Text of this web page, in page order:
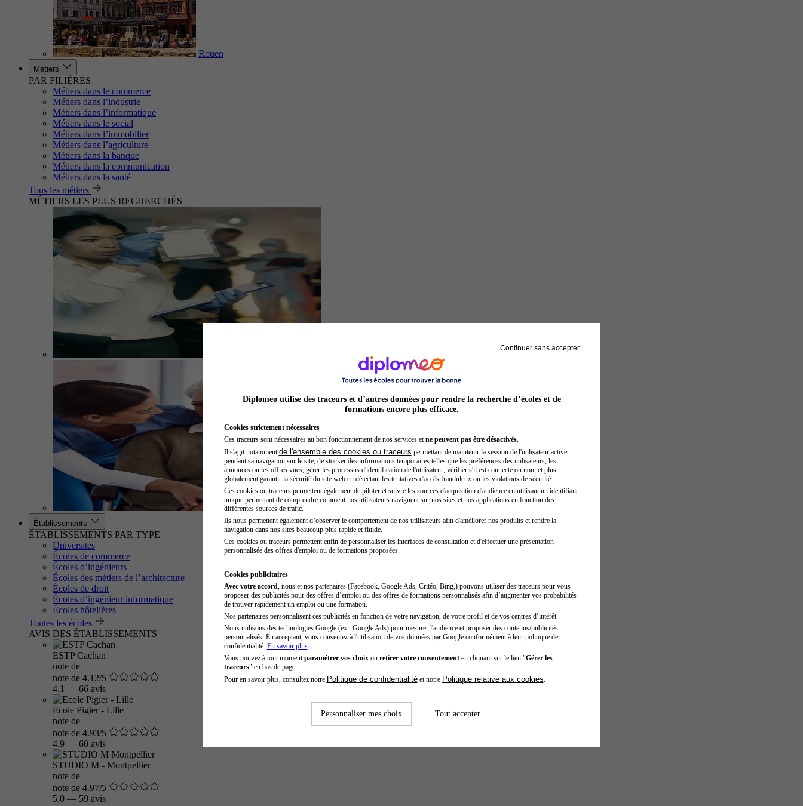
Rouen
Métiers
PAR FILIÈRES
Métiers dans le commerce
Métiers dans l’industrie
Métiers dans l’informatique
Métiers dans le social
Métiers dans l’immobilier
Métiers dans l’agriculture
Métiers dans la banque
Métiers dans la communication
Métiers dans la santé
Tous les métiers
MÉTIERS LES PLUS RECHERCHÉS
Inspecteur de police
Établissements
ÉTABLISSEMENTS PAR TYPE
Universités
Écoles de commerce
Écoles d’ingénieurs
Écoles des métiers de l’architecture
Écoles de droit
Écoles d’ingénieur informatique
Écoles hôtelières
Toutes les écoles
AVIS DES ÉTABLISSEMENTS
ESTP Cachan
note de
note de 4.12/5
4.1 — 66 avis
Ecole Pigier - Lille
note de
note de 4.93/5
4.9 — 60 avis
STUDIO M - Montpellier
note de
note de 4.97/5
5.0 — 59 avis
Continuer sans accepter
Diplomeo utilise des traceurs et d’autres données pour rendre la recherche d’écoles et de
formations encore plus efficace.
Cookies strictement nécessaires
Ces traceurs sont nécessaires au bon fonctionnement de nos services et ne peuvent pas être désactivés.
Il s'agit notamment de l'ensemble des cookies ou traceurs permettant de maintenir la session de l'utilisateur active
pendant sa navigation sur le site, de stocker des informations temporaires telles que les préférences des utilisateurs, les
annonces ou les offres vues, gérer les processus d'identification de l'utilisateur, vérifier s'il est connecté ou non, et plus
globalement garantir la sécurité du site web en détectant les tentatives d'accès frauduleux ou les violations de sécurité.
Ces cookies ou traceurs permettent également de piloter et suivre les sources d'acquisition d'audience en utilisant un identifiant
unique permettant de comprendre comment nos utilisateurs naviguent sur nos sites et nos applications en fonction des
différentes sources de trafic.
Ils nous permettent également d’observer le comportement de nos utilisateurs afin d'améliorer nos produits et rendre la
navigation dans nos sites beaucoup plus rapide et fluide.
Ces cookies ou traceurs permettent enfin de personnaliser les interfaces de consultation et d'effectuer une présentation
personnalisée des offres d'emploi ou de formations proposées.
Cookies publicitaires
Avec votre accord , nous et nos partenaires (Facebook, Google Ads, Critéo, Bing,) pouvons utiliser des traceurs pour vous
proposer des publicités pour des offres d’emploi ou des offres de formations personnalisés afin d’augmenter vos probabilités
de trouver rapidement un emploi ou une formation.
Nos partenaires personnalisent ces publicités en fonction de votre navigation, de votre profil et de vos centres d’intérêt.
Nous utilisons des technologies Google (ex : Google Ads) pour mesurer l'audience et proposer des contenus/publicités
personnalisés. En acceptant, vous consentez à l'utilisation de vos données par Google conformément à leur politique de
confidentialité. En savoir plus
Vous pouvez à tout moment paramétrer vos choixou retirer votre consentementen cliquant sur le lien "Gérer les
traceurs" en bas de page.
Pour en savoir plus, consultez notre Politique de confidentialitéet notre Politique relative aux cookies
Personnaliser mes choix Tout accepter